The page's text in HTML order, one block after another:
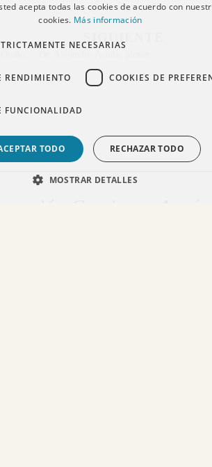
acepta todas las cookies de acuerdo con
cookies. Más información
NECESARIAS
RENDIMIENTO COOKIES DE
FUNCIONALIDAD
TODO RECHAZAR TODO
MOSTRAR DETALLES